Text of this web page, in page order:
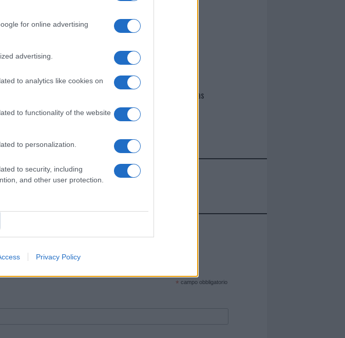
for online advertising
advertising.
to analytics like cookies on
to functionality of the website
to personalization.
to security, including
and other user protection.
Privacy Policy
I nostri cari
Giovannimaria Cabras
|Pubblicità|Segnala
le ultime notizie pubblicate sul sito web!
* campo obbligatorio